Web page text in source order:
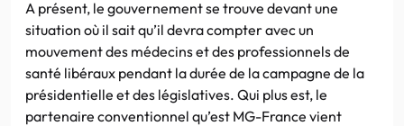
A présent, le gouvernement se trouve devant une
situation où il sait qu’il devra compter avec un
mouvement des médecins et des professionnels de
santé libéraux pendant la durée de la campagne de la
présidentielle et des législatives. Qui plus est, le
partenaire conventionnel qu’est MG-France vient